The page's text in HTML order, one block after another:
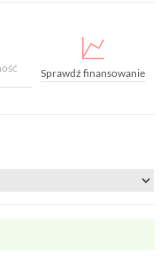
Sprawdź finansowanie